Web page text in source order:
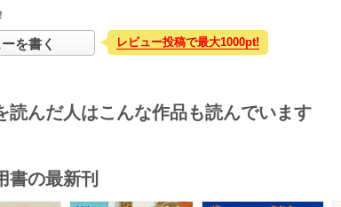
を書く レビュー投稿で最大1000pt!
読んだ人はこんな作品も読んでいます
書の最新刊